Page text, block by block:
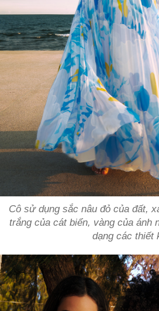
Cô sử dụng sắc nâu đỏ của đất,
trắng của cát biển, vàng của ánh
dạng các thiết